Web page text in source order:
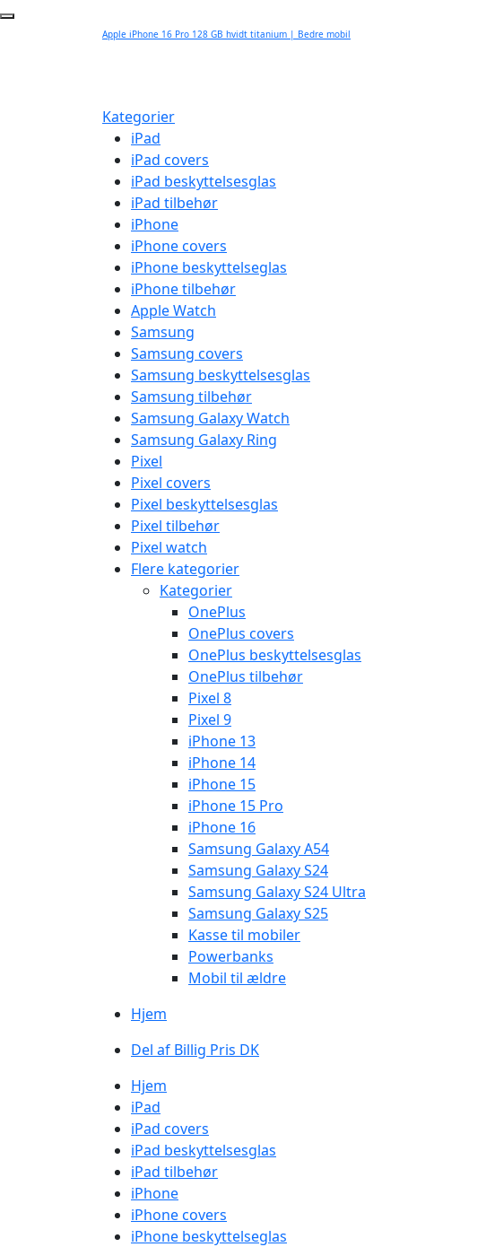
Apple iPhone 16 Pro 128 GB hvidt titanium | Bedre mobil
Kategorier
iPad
iPad covers
iPad beskyttelsesglas
iPad tilbehør
iPhone
iPhone covers
iPhone beskyttelseglas
iPhone tilbehør
Apple Watch
Samsung
Samsung covers
Samsung beskyttelsesglas
Samsung tilbehør
Samsung Galaxy Watch
Samsung Galaxy Ring
Pixel
Pixel covers
Pixel beskyttelsesglas
Pixel tilbehør
Pixel watch
Flere kategorier
Kategorier
OnePlus
OnePlus covers
OnePlus beskyttelsesglas
OnePlus tilbehør
Pixel 8
Pixel 9
iPhone 13
iPhone 14
iPhone 15
iPhone 15 Pro
iPhone 16
Samsung Galaxy A54
Samsung Galaxy S24
Samsung Galaxy S24 Ultra
Samsung Galaxy S25
Kasse til mobiler
Powerbanks
Mobil til ældre
Hjem
Del af Billig Pris DK
Hjem
iPad
iPad covers
iPad beskyttelsesglas
iPad tilbehør
iPhone
iPhone covers
iPhone beskyttelseglas